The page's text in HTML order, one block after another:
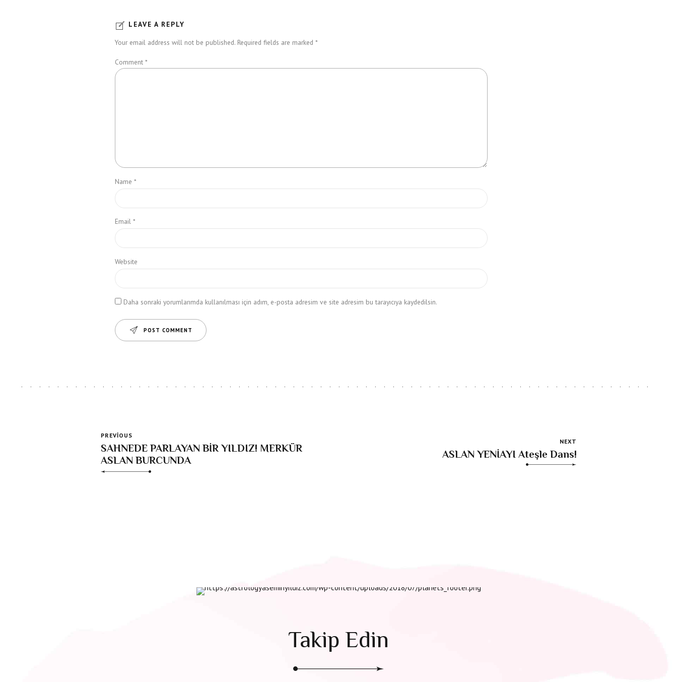
LEAVE A REPLY
Your email address will not be published. Required fields are marked *
Comment *
Name *
Email *
Website
Daha sonraki yorumlarımda kullanılması için adım, e-posta adresim ve site adresim bu tarayıcıya kaydedilsin.
POST COMMENT
PREVIOUS
SAHNEDE PARLAYAN BİR YILDIZ! MERKÜR
ASLAN BURCUNDA
NEXT
ASLAN YENİAYI Ateşle Dans!
Takip Edin